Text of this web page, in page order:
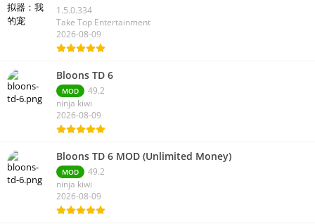
1.5.0.334
Take Top Entertainment
2026-08-09
Bloons TD 6
MOD
49.2
ninja kiwi
2026-08-09
Bloons TD 6 MOD (Unlimited Money)
MOD
49.2
ninja kiwi
2026-08-09